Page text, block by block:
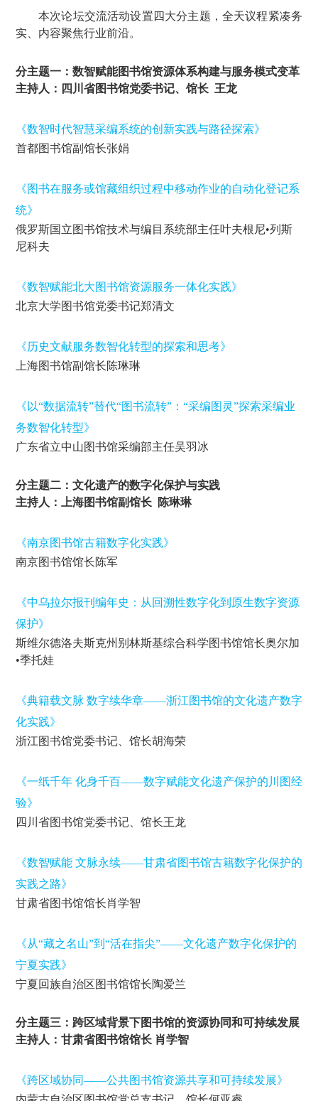
本次论坛交流活动设置四大分主题，全天议程紧凑务
实、内容聚焦行业前沿。
分主题一：数智赋能图书馆资源体系构建与服务模式变革
主持人：四川省图书馆党委书记、馆长 王龙
《数智时代智慧采编系统的创新实践与路径探索》
首都图书馆副馆长张娟
《图书在服务或馆藏组织过程中移动作业的自动化登记系
统》
俄罗斯国立图书馆技术与编目系统部主任叶夫根尼•列斯
尼科夫
《数智赋能北大图书馆资源服务一体化实践》
北京大学图书馆党委书记郑清文
《历史文献服务数智化转型的探索和思考》
上海图书馆副馆长陈琳琳
《以“数据流转”替代“图书流转”：“采编图灵”探索采编业
务数智化转型》
广东省立中山图书馆采编部主任吴羽冰
分主题二：文化遗产的数字化保护与实践
主持人：上海图书馆副馆长 陈琳琳
《南京图书馆古籍数字化实践》
南京图书馆馆长陈军
《中乌拉尔报刊编年史：从回溯性数字化到原生数字资源
保护》
斯维尔德洛夫斯克州别林斯基综合科学图书馆馆长奥尔加
•季托娃
《典籍载文脉 数字续华章——浙江图书馆的文化遗产数字
化实践》
浙江图书馆党委书记、馆长胡海荣
《一纸千年 化身千百——数字赋能文化遗产保护的川图经
验》
四川省图书馆党委书记、馆长王龙
《数智赋能 文脉永续——甘肃省图书馆古籍数字化保护的
实践之路》
甘肃省图书馆馆长肖学智
《从“藏之名山”到“活在指尖”——文化遗产数字化保护的
宁夏实践》
宁夏回族自治区图书馆馆长陶爱兰
分主题三：跨区域背景下图书馆的资源协同和可持续发展
主持人：甘肃省图书馆馆长 肖学智
《跨区域协同——公共图书馆资源共享和可持续发展》